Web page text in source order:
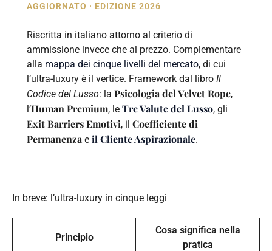
AGGIORNATO · EDIZIONE 2026
Riscritta in italiano attorno al criterio di
ammissione invece che al prezzo. Complementare
alla mappa dei cinque livelli del mercato, di cui
l’ultra-luxury è il vertice. Framework dal libro Il
Codice del Lusso: la Psicologia del Velvet Rope,
l’Human Premium, le Tre Valute del Lusso, gli
Exit Barriers Emotivi, il Coefficiente di
Permanenza e il Cliente Aspirazionale.
In breve: l’ultra-luxury in cinque leggi
Principio
Cosa significa nella
pratica